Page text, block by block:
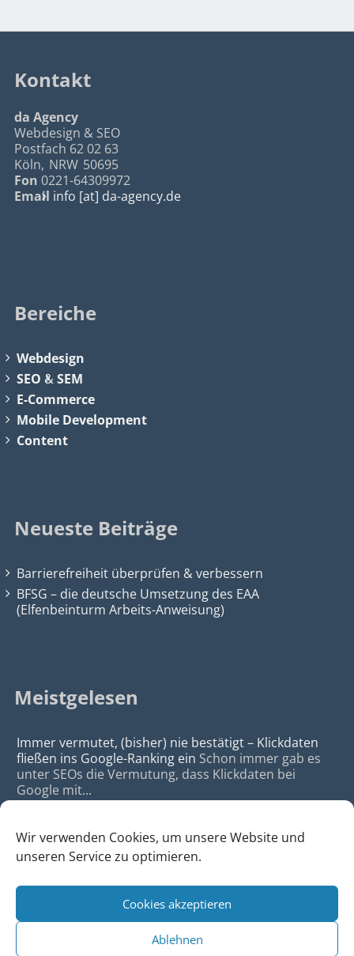
Wir verwenden Cookies, um unsere Website und
unseren Service zu optimieren.
Cookies akzeptieren
Ablehnen
Kontakt
da Agency
Webdesign & SEO
Postfach 62 02 63
Köln, NRW 50695
Fon 0221-64309972
Email info [at] da-agency.de
Bereiche
Webdesign
SEO &SEM
E-Commerce
Mobile Development
Content
Neueste Beiträge
Barrierefreiheit überprüfen & verbessern
BFSG – die deutsche Umsetzung des EAA
(Elfenbeinturm Arbeits-Anweisung)
Meistgelesen
Immer vermutet, (bisher) nie bestätigt – Klickdaten
fließen ins Google-Ranking ein Schon immer gab es
unter SEOs die Vermutung, dass Klickdaten bei
Google mit...
da Agency - Webagentur für Webdesign & SEO, Köln